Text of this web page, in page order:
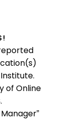
of Online